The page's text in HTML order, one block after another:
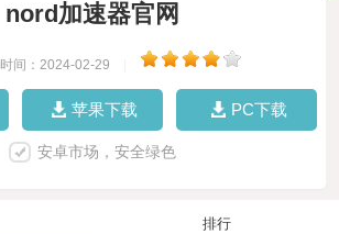
nord加速器官网
时间：2024-02-29
苹果下载 PC下载
安卓市场，安全绿色
排行